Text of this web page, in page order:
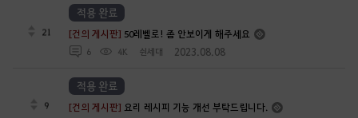
21 [건의 게시판] 50레벨로! 좀 안보이게 해주세요
6 4K 쉰세대 2023.08.08
적용 완료
9 [건의 게시판] 요리 레시피 기능 개선 부탁드립니다.
적용 완료